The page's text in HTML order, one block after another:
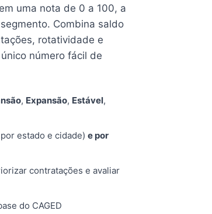
uma nota de 0 a 100, a
Combina saldo
rotatividade e
número fácil de
, Expansão, Estável,
estado e cidade) e por
contratações e avaliar
do CAGED